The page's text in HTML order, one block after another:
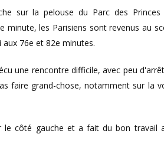
sur la pelouse du Parc des
minute, les Parisiens sont revenus au
76e et 82e minutes.
une rencontre difficile, avec peu
faire grand-chose, notamment sur la
le côté gauche et a fait du bon travail